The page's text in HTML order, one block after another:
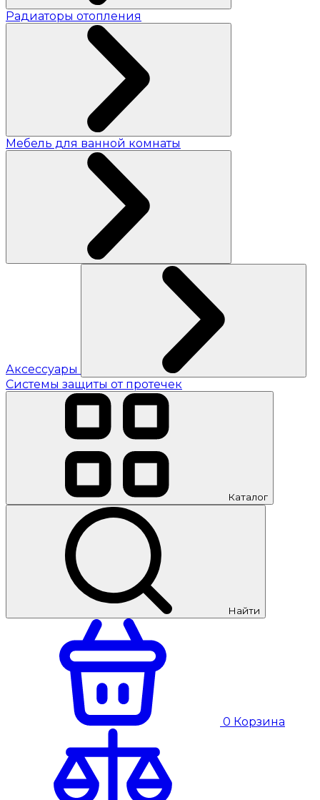
Радиаторы отопления
Мебель для ванной комнаты
Аксессуары
Системы защиты от протечек
Каталог
Найти
0 Корзина